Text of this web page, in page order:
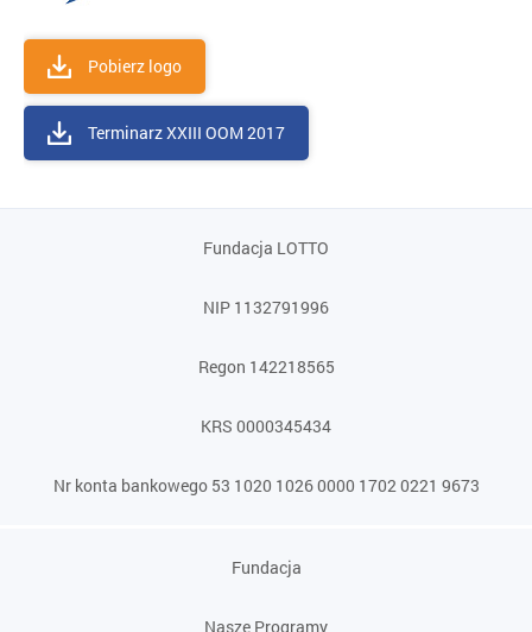
Pobierz logo
Terminarz XXIII OOM 2017
Fundacja LOTTO
NIP 1132791996
Regon 142218565
KRS 0000345434
Nr konta bankowego 53 1020 1026 0000 1702 0221 9673
Fundacja
Nasze Programy